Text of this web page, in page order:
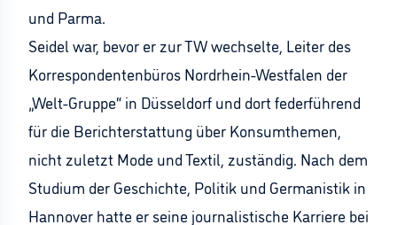
und Parma.
Seidel war, bevor er zur TW wechselte, Leiter des
Korrespondentenbüros Nordrhein-Westfalen der
„Welt-Gruppe“ in Düsseldorf und dort federführend
für die Berichterstattung über Konsumthemen,
nicht zuletzt Mode und Textil, zuständig. Nach dem
Studium der Geschichte, Politik und Germanistik in
Hannover hatte er seine journalistische Karriere bei